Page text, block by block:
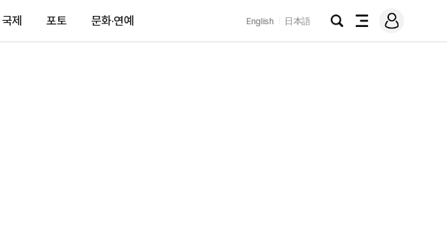
국제 포토 문화·연예 English 日本語
검
전
메
그